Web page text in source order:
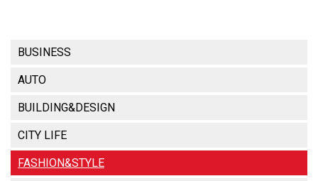
BUSINESS
AUTO
BUILDING&DESIGN
CITY LIFE
FASHION&STYLE